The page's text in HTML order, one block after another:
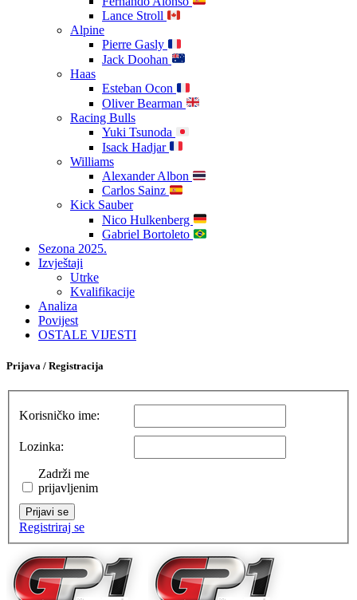
Lance Stroll
Alpine
Pierre Gasly
Jack Doohan
Haas
Esteban Ocon
Oliver Bearman
Racing Bulls
Yuki Tsunoda
Isack Hadjar
Williams
Alexander Albon
Carlos Sainz
Kick Sauber
Nico Hulkenberg
Gabriel Bortoleto
Sezona 2025.
Izvještaji
Utrke
Kvalifikacije
Analiza
Povijest
OSTALE VIJESTI
Prijava / Registracija
Korisničko ime:
Lozinka:
Zadrži me
prijavljenim
Prijavi se
Registriraj se